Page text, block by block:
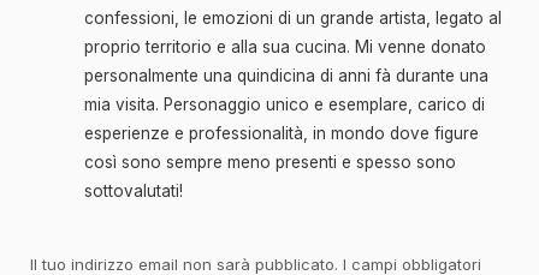
confessioni, le emozioni di un grande artista, legato al
proprio territorio e alla sua cucina. Mi venne donato
personalmente una quindicina di anni fà durante una
mia visita. Personaggio unico e esemplare, carico di
esperienze e professionalità, in mondo dove figure
così sono sempre meno presenti e spesso sono
sottovalutati!
Il tuo indirizzo email non sarà pubblicato. I campi obbligatori